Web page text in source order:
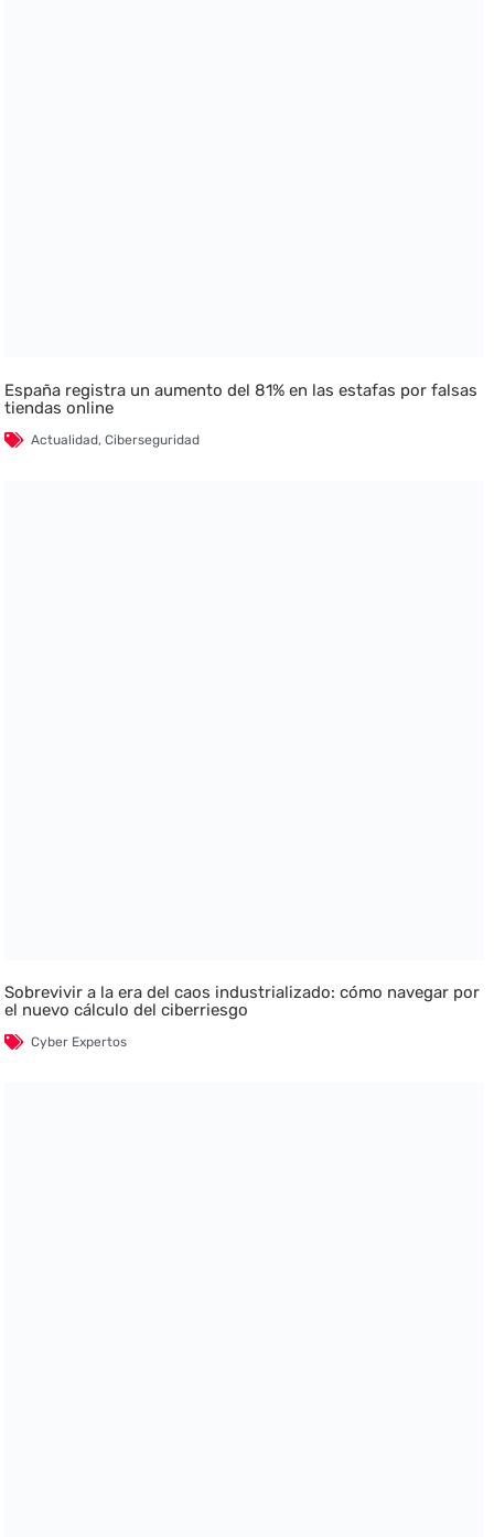
España registra un aumento del 81% en las estafas por falsas
tiendas online
Actualidad,Ciberseguridad
Sobrevivir a la era del caos industrializado: cómo navegar por
el nuevo cálculo del ciberriesgo
Cyber Expertos